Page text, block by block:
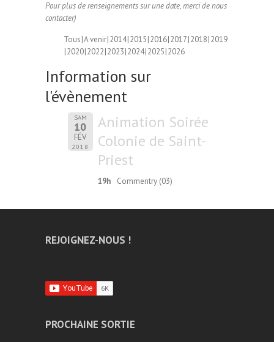
Pour plus de renseignements sur une date, merci de nous
contacter)
Tous A venir 2014 2015 2016 2017 2018 2019
2020 2022 2023 2024 2025 2026
Information sur
l'évènement
SAM
10
FÉV
2018
Animation Soirée
Colonie de Saint-
Priest
19h Commentry (03)
REJOIGNEZ-NOUS !
PROCHAINE SORTIE